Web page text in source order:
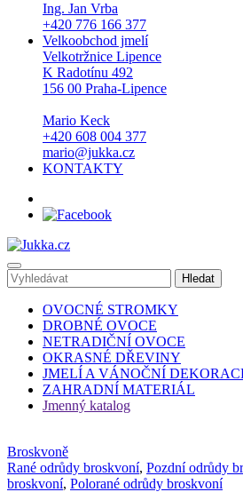
Ing. Jan Vrba
+420 776 166 377
Velkoobchod jmelí
Velkotržnice Lipence
K Radotínu 492
156 00 Praha-Lipence
Mario Keck
+420 608 004 377
mario@jukka.cz
KONTAKTY
OVOCNÉ STROMKY
DROBNÉ OVOCE
NETRADIČNÍ OVOCE
OKRASNÉ DŘEVINY
JMELÍ A VÁNOČNÍ
ZAHRADNÍ MATERIÁL
Jmenný katalog
Broskvoně
Rané odrůdy broskvoní, Pozdní odrůdy
broskvoní, Polorané odrůdy broskvoní